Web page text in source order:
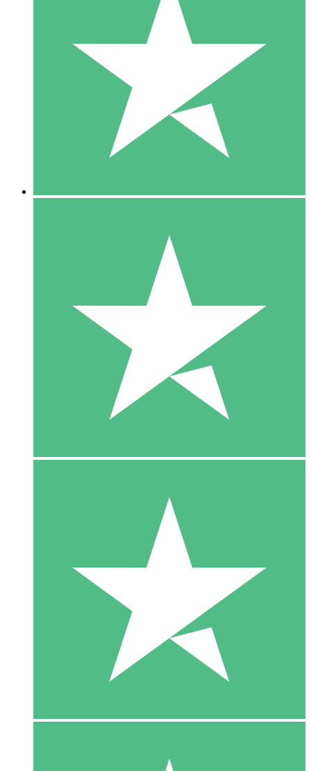
Paquetes de Créditos Individuales
Paga según el uso con créditos de descarga. Sin compromiso
10 00
10 Descargas
20 00